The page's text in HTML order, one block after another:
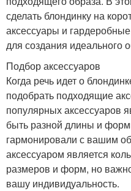
сделать блондинку на
аксессуары и
для создания идеального
Подбор аксессуаров
Когда речь идет о
подобрать подходящие
популярных аксессуаров
быть разной длины и
гармонировали с вашим
аксессуаром является
размеров и форм, но
вашу индивидуальность.